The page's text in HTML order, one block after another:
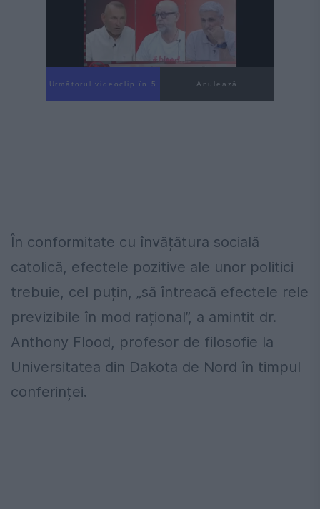
Următorul videoclip în 4 Anulează
În conformitate cu învățătura socială
catolică, efectele pozitive ale unor politici
trebuie, cel puțin, „să întreacă efectele rele
previzibile în mod rațional”, a amintit dr.
Anthony Flood, profesor de filosofie la
Universitatea din Dakota de Nord în timpul
conferinței.